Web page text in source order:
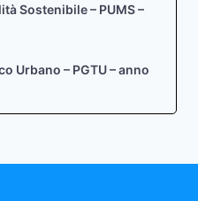
Sostenibile – PUMS –
Urbano – PGTU – anno